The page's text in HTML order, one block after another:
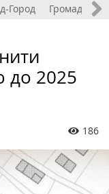
Город Громада
до 2025
186